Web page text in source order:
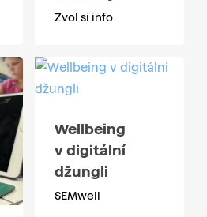
Zvol si info
Wellbeing
v digitální
džungli
SEMwell